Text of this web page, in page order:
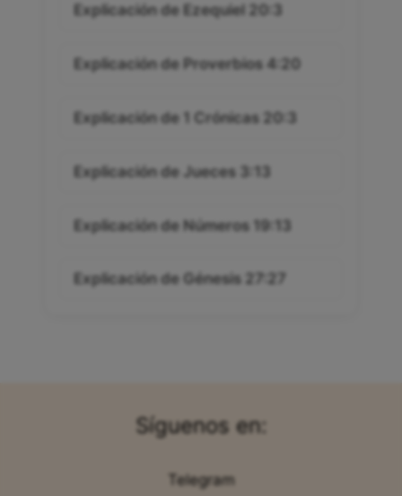
Explicación de Ezequiel 20:3
Explicación de Proverbios 4:20
Explicación de 1 Crónicas 20:3
Explicación de Jueces 3:13
Explicación de Números 19:13
Explicación de Génesis 27:27
Síguenos en:
Telegram